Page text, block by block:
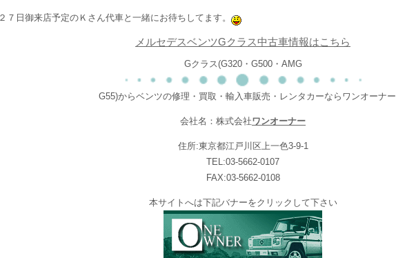
７日御来店予定のＫさん代車と一緒にお待ちしてます。
メルセデスベンツGクラス中古車情報はこちら
Gクラス(G320・G500・AMG
G55)からベンツの修理・買取・輸入車販売・レンタカーならワンオーナー
会社名：株式会社ワンオーナー
住所:東京都江戸川区上一色3-9-1
TEL:03-5662-0107
FAX:03-5662-0108
本サイトへは下記バナーをクリックして下さい